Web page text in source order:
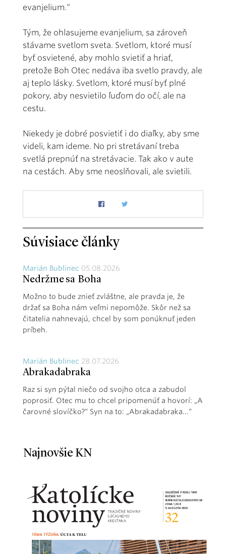
evanjelium.“
Tým, že ohlasujeme evanjelium, sa zároveň
stávame svetlom sveta. Svetlom, ktoré musí
byť osvietené, aby mohlo svietiť a hriať,
pretože Boh Otec nedáva iba svetlo pravdy, ale
aj teplo lásky. Svetlom, ktoré musí byť plné
pokory, aby nesvietilo ľuďom do očí, ale na
cestu.
Niekedy je dobré posvietiť i do diaľky, aby sme
videli, kam ideme. No pri stretávaní treba
svetlá prepnúť na stretávacie. Tak ako v aute
na cestách. Aby sme neoslňovali, ale svietili.
Súvisiace články
Marián Bublinec 05.08.2026
Nedržme sa Boha
Možno to bude znieť zvláštne, ale pravda je, že
držať sa Boha nám veľmi nepomôže. Skôr než sa
čitatelia nahnevajú, chcel by som ponúknuť jeden
príbeh.
Marián Bublinec 28.07.2026
Abrakadabraka
Raz si syn pýtal niečo od svojho otca a zabudol
poprosiť. Otec mu to chcel pripomenúť a hovorí: „A
čarovné slovíčko?“ Syn na to: „Abrakadabraka...“
Najnovšie KN